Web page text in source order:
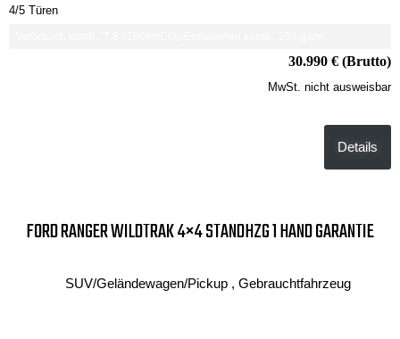
4/5 Türen
30.990 € (Brutto)
MwSt. nicht ausweisbar
Details
FORD RANGER WILDTRAK 4×4 STANDHZG 1 HAND GARANTIE
SUV/Geländewagen/Pickup , Gebrauchtfahrzeug